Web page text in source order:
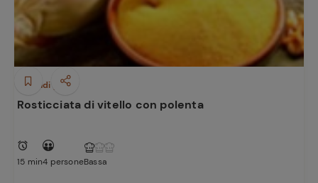
Secondi piatti
Rosticciata di vitello con polenta
15 min4 personeBassa